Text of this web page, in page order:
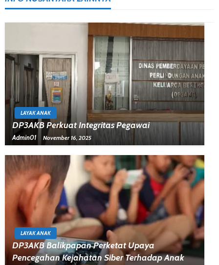
LAYAK ANAK
DP3AKB Perkuat Integritas Pegawai
Admin01 November 16, 2025
LAYAK ANAK
DP3AKB Balikpapan Perketat Upaya
Pencegahan Kejahatan Siber Terhadap Anak